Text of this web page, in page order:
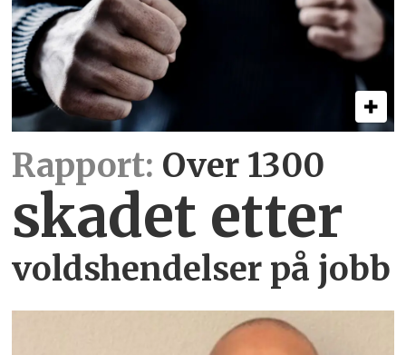
Rapport: Over 1300
skadet etter
voldshendelser på jobb